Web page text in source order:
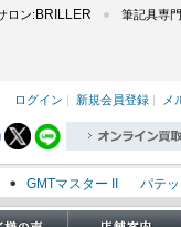
ロン: BRILLER 筆記具専
ログイン 新規会員登録 メ
GMTマスター II パテ
エクスプローラー I
オ